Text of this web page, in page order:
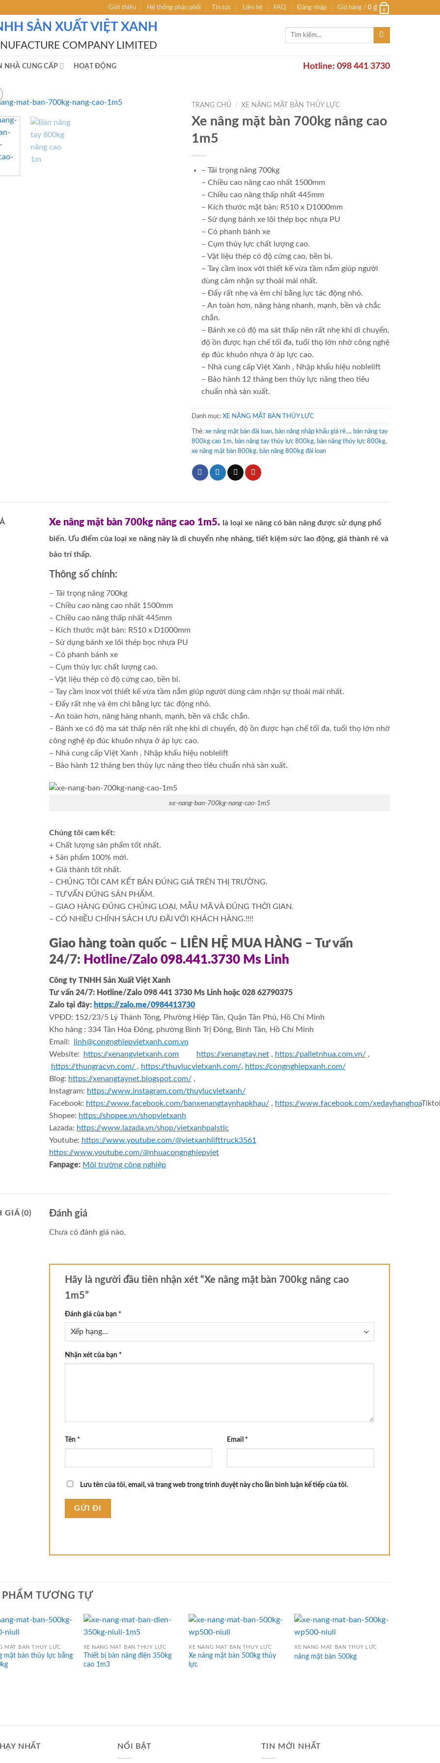
Giới thiệu Hệ thống phân phối Tin tức Liên hệ FAQ Đăng nhập Giỏ hàng / 0 ₫ 0
SẢN XUẤT VIỆT XANH
COMPANY LIMITED
Tìm
NHÀ CUNG CẤP HOẠT ĐỘNG Hotline: 098 441 3730
TRANG CHỦ / XE NÂNG MẶT BÀN THỦY LỰC
Xe nâng mặt bàn 700kg nâng cao
1m5
– Tải trọng nâng 700kg
– Chiều cao nâng cao nhất 1500mm
– Chiều cao nâng thấp nhất 445mm
– Kích thước mặt bàn: R510 x D1000mm
– Sử dụng bánh xe lõi thép bọc nhựa PU
– Có phanh bánh xe
– Cụm thủy lực chất lượng cao.
– Vật liệu thép có độ cứng cao, bền bỉ.
– Tay cầm inox với thiết kế vừa tầm nắm giúp người
dùng cảm nhận sự thoải mái nhất.
– Đẩy rất nhẹ và êm chỉ bằng lực tác động nhỏ.
– An toàn hơn, nâng hàng nhanh, mạnh, bền và chắc
chắn.
– Bánh xe có độ ma sát thấp nên rất nhẹ khi di chuyển,
độ ồn được hạn chế tối đa, tuổi thọ lớn nhờ công nghệ
ép đúc khuôn nhựa ở áp lực cao.
– Nhà cung cấp Việt Xanh , Nhập khẩu hiệu noblelift
– Bảo hành 12 tháng ben thủy lực nâng theo tiêu
chuẩn nhà sản xuất.
Danh mục: XE NÂNG MẶT BÀN THỦY LỰC
Thẻ: xe nâng mặt bàn đài loan, bàn nâng nhập khẩu giá rẻ..., bàn nâng tay
800kg cao 1m, bàn nâng tay thủy lực 800kg, bàn nâng thủy lực 800kg,
xe nâng mặt bàn 800kg, bàn nâng 800kg đài loan
Xe nâng mặt bàn 700kg nâng cao 1m5. là loại xe nâng có bàn nâng được sử dụng phổ
biến. Ưu điểm của loại xe nâng này là di chuyển nhẹ nhàng, tiết kiệm sức lao động, giá thành rẻ và
bảo trí thấp.
Thông số chính:
– Tải trọng nâng 700kg
– Chiều cao nâng cao nhất 1500mm
– Chiều cao nâng thấp nhất 445mm
– Kích thước mặt bàn: R510 x D1000mm
– Sử dụng bánh xe lõi thép bọc nhựa PU
– Có phanh bánh xe
– Cụm thủy lực chất lượng cao.
– Vật liệu thép có độ cứng cao, bền bỉ.
– Tay cầm inox với thiết kế vừa tầm nắm giúp người dùng cảm nhận sự thoải mái nhất.
– Đẩy rất nhẹ và êm chỉ bằng lực tác động nhỏ.
– An toàn hơn, nâng hàng nhanh, mạnh, bền và chắc chắn.
– Bánh xe có độ ma sát thấp nên rất nhẹ khi di chuyển, độ ồn được hạn chế tối đa, tuổi thọ lớn nhờ
công nghệ ép đúc khuôn nhựa ở áp lực cao.
– Nhà cung cấp Việt Xanh , Nhập khẩu hiệu noblelift
– Bảo hành 12 tháng ben thủy lực nâng theo tiêu chuẩn nhà sản xuất.
xe-nang-ban-700kg-nang-cao-1m5
Chúng tôi cam kết:
+ Chất lượng sản phẩm tốt nhất.
+ Sản phẩm 100% mới.
+ Giá thành tốt nhất.
– CHÚNG TÔI CAM KẾT BÁN ĐÚNG GIÁ TRÊN THỊ TRƯỜNG.
– TƯ VẤN ĐÚNG SẢN PHẨM.
– GIAO HÀNG ĐÚNG CHỦNG LOẠI, MẪU MÃ VÀ ĐÚNG THỜI GIAN.
– CÓ NHIỀU CHÍNH SÁCH ƯU ĐÃI VỚI KHÁCH HÀNG.!!!!
Giao hàng toàn quốc – LIÊN HỆ MUA HÀNG – Tư vấn
24/7: Hotline/Zalo 098.441.3730 Ms Linh
Công ty TNHH Sản Xuất Việt Xanh
Tư vấn 24/7: Hotline/Zalo 098 441 3730 Ms Linh hoặc 028 62790375
Zalo tại đây: https://zalo.me/0984413730
VPĐD: 152/23/5 Lý Thánh Tông, Phường Hiệp Tân, Quận Tân Phú, Hồ Chí Minh
Kho hàng : 334 Tân Hòa Đông, phường Bình Trị Đông, Bình Tân, Hồ Chí Minh
Email:
linh@congnghiepvietxanh.com.vn
Website:
https://xenangvietxanh.com https://xenangtay.net, https://palletnhua.com.vn/,
https://thungracvn.com/ , https://thuylucvietxanh.com/, https://congnghiepxanh.com/
Blog: https://xenangtaynet.blogspot.com/,
Instagram: https://www.instagram.com/thuylucvietxanh/
Facebook: https://www.facebook.com/banxenangtaynhapkhau/, https://www.facebook.com/xedayhanghoa
Shopee: https://shopee.vn/shopvietxanh
Lazada: https://www.lazada.vn/shop/vietxanhpalstic
Youtube: https://www.youtube.com/@vietxanhlifttruck3561
https://www.youtube.com/@nhuacongnghiepviet
Fanpage: Môi trường công nghiệp
GIÁ (0) Đánh giá
Chưa có đánh giá nào.
Hãy là người đầu tiên nhận xét “Xe nâng mặt bàn 700kg nâng cao
1m5”
Đánh giá của bạn *
Nhận xét của bạn *
Tên * Email *
Lưu tên của tôi, email, và trang web trong trình duyệt này cho lần bình luận kế tiếp của tôi.
PHẨM TƯƠNG TỰ
MẶT BÀN THỦY LỰC
mặt bàn thủy lực bằng
XE NÂNG MẶT BÀN THỦY LỰC
Thiết bị bàn nâng điện 350kg
cao 1m3
XE NÂNG MẶT BÀN THỦY LỰC
Xe nâng mặt bàn 500kg thủy
lực
XE NÂNG MẶT BÀN THỦY LỰC
nâng mặt bàn 500kg
NHẤT NỔI BẬT TIN MỚI NHẤT